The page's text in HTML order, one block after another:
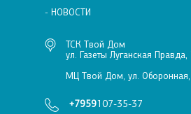
- НОВОСТИ
ТСК Твой Дом
ул. Газеты Луганская
МЦ Твой Дом, ул.
+7959107-35-37